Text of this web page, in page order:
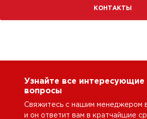
КОНТАКТЫ
Узнайте все интересующие
вопросы
Свяжитесь с нашим менеджером в
и он ответит вам в кратчайшие